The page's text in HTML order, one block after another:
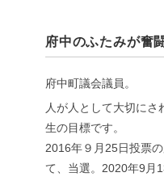
府中のふたみが奮
府中町議会議員。
人が人として大切にさ
生の目標です。
2016年９月25日投票
て、当選。2020年9月